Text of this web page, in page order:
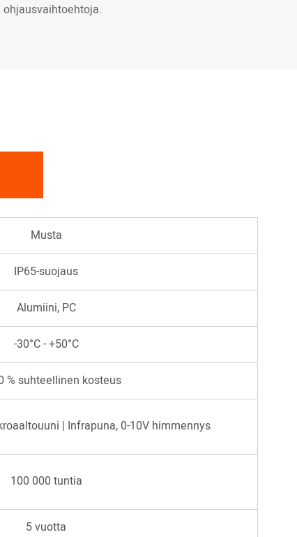
Musta
IP65-suojaus
Alumiini, PC
-30°C - +50°C
% suhteellinen kosteus
| Infrapuna, 0-10V himmennys
100 000 tuntia
5 vuotta